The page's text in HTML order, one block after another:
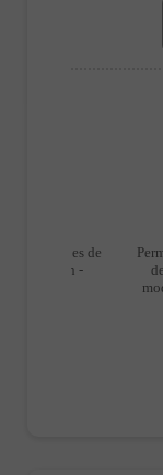
tous les types de
négociation -